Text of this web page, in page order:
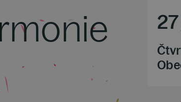
27